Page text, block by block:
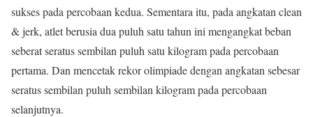
sukses pada percobaan kedua. Sementara itu, pada angkatan clean
& jerk, atlet berusia dua puluh satu tahun ini mengangkat beban
seberat seratus sembilan puluh satu kilogram pada percobaan
pertama. Dan mencetak rekor olimpiade dengan angkatan sebesar
seratus sembilan puluh sembilan kilogram pada percobaan
selanjutnya.